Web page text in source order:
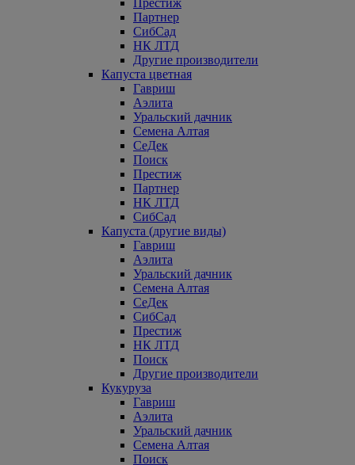
Престиж
Партнер
СибСад
НК ЛТД
Другие производители
Капуста цветная
Гавриш
Аэлита
Уральский дачник
Семена Алтая
СеДек
Поиск
Престиж
Партнер
НК ЛТД
СибСад
Капуста (другие виды)
Гавриш
Аэлита
Уральский дачник
Семена Алтая
СеДек
СибСад
Престиж
НК ЛТД
Поиск
Другие производители
Кукуруза
Гавриш
Аэлита
Уральский дачник
Семена Алтая
Поиск